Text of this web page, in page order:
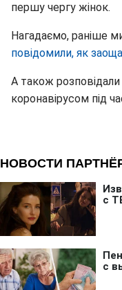
першу чергу жінок.
Нагадаємо, раніше
повідомили, як
А також
коронавірусом під